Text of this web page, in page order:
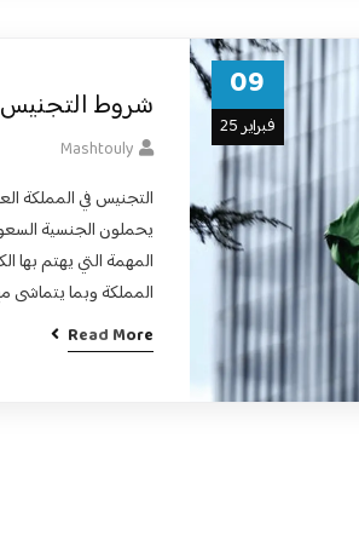
09
فبراير 25 شروط التجنيس
Mashtouly
التجنيس في المملكة
المهمة التي يهتم بها
المملكة وبما يتماشى
Read More